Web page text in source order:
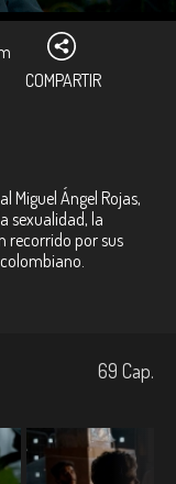
COMPARTIR
Miguel Ángel Rojas,
sexualidad, la
recorrido por sus
69 Cap.